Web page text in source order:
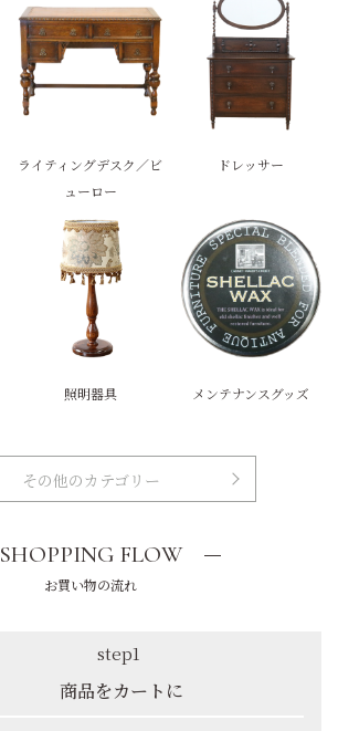
ライティングデスク／ビ
ューロー
ドレッサー
照明器具 メンテナンスグッズ
その他のカテゴリー
SHOPPING FLOW
お買い物の流れ
step1
商品をカートに